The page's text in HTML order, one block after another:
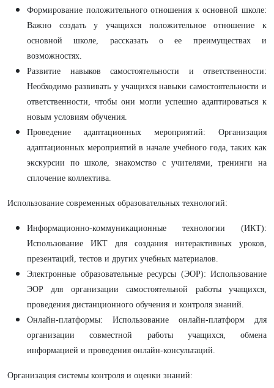
Формирование положительного отношения к основной школе:
Важно создать у учащихся положительное отношение к
основной школе, рассказать о ее преимуществах и
возможностях.
Развитие навыков самостоятельности и ответственности:
Необходимо развивать у учащихся навыки самостоятельности и
ответственности, чтобы они могли успешно адаптироваться к
новым условиям обучения.
Проведение адаптационных мероприятий: Организация
адаптационных мероприятий в начале учебного года, таких как
экскурсии по школе, знакомство с учителями, тренинги на
сплочение коллектива.
Использование современных образовательных технологий:
Информационно-коммуникационные технологии (ИКТ):
Использование ИКТ для создания интерактивных уроков,
презентаций, тестов и других учебных материалов.
Электронные образовательные ресурсы (ЭОР): Использование
ЭОР для организации самостоятельной работы учащихся,
проведения дистанционного обучения и контроля знаний.
Онлайн-платформы: Использование онлайн-платформ для
организации совместной работы учащихся, обмена
информацией и проведения онлайн-консультаций.
Организация системы контроля и оценки знаний: